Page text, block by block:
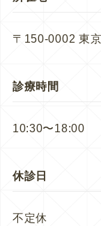
〒150-0002 東
診療時間
10:30〜18:00
休診日
不定休